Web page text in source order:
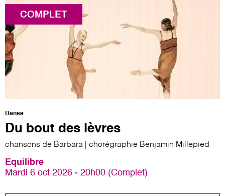
COMPLET
Danse
Du bout des lèvres
chansons de Barbara | chorégraphie Benjamin Millepied
Equilibre
Mardi 6 oct 2026 - 20h00 (Complet)